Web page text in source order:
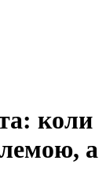
коли
а